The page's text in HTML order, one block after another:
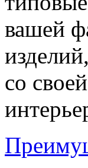
вашей
со